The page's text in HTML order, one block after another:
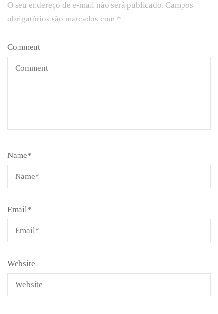
O seu endereço de e-mail não será publicado. Campos
obrigatórios são marcados com *
Comment
Name*
Email*
Website